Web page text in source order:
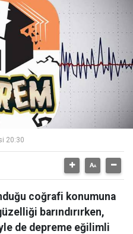
20:30
coğrafi konumuna
barındırırken,
de depreme eğilimli